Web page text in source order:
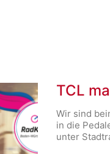
TCL
Wir sind
in die
unter